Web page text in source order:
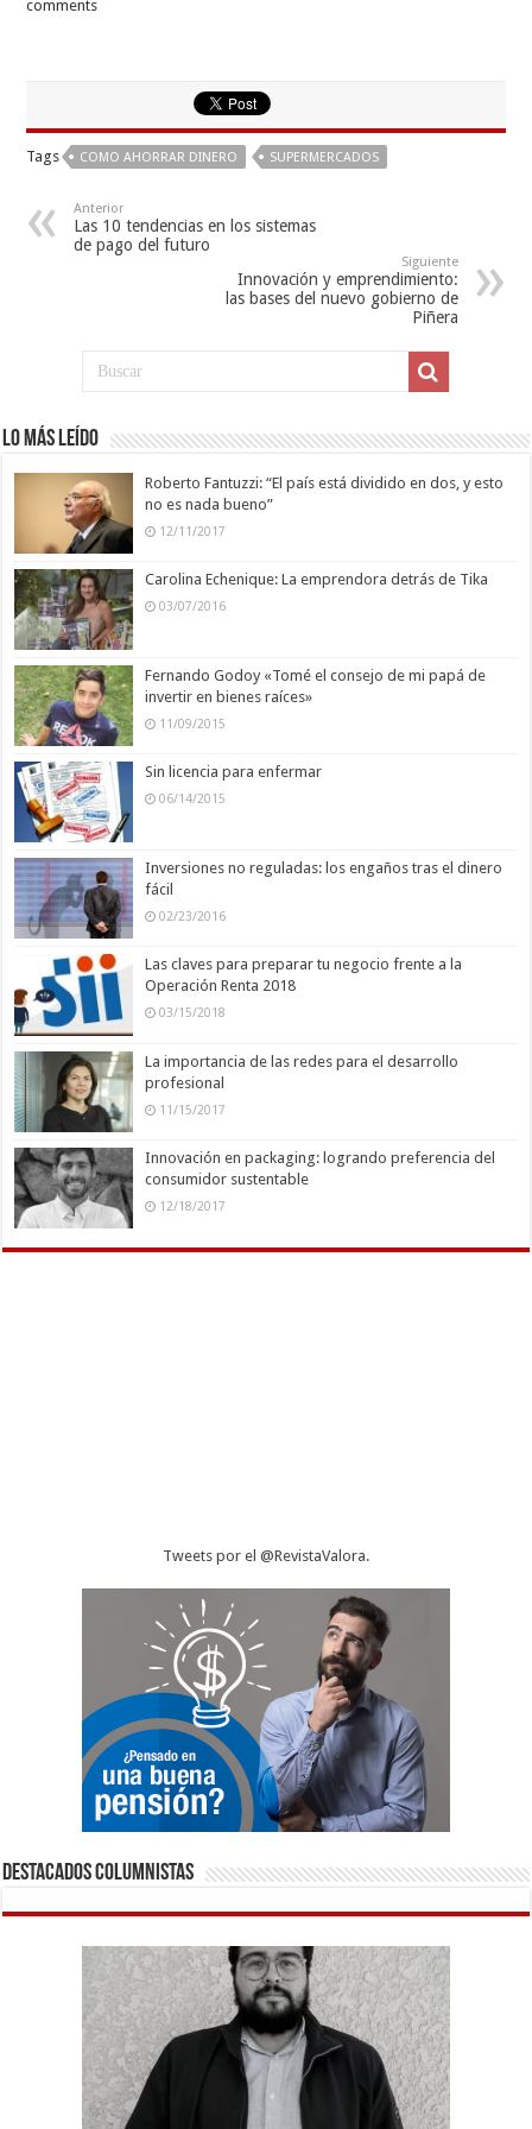
comments
Tags COMO AHORRAR DINERO SUPERMERCADOS
Anterior
Las 10 tendencias en los sistemas
de pago del futuro
Siguiente
Innovación y emprendimiento:
las bases del nuevo gobierno de
Piñera
Lo más leído
Roberto Fantuzzi: “El país está dividido en dos, y esto
no es nada bueno”
12/11/2017
Carolina Echenique: La emprendora detrás de Tika
03/07/2016
Fernando Godoy «Tomé el consejo de mi papá de
invertir en bienes raíces»
11/09/2015
Sin licencia para enfermar
06/14/2015
Inversiones no reguladas: los engaños tras el dinero
fácil
02/23/2016
Las claves para preparar tu negocio frente a la
Operación Renta 2018
03/15/2018
La importancia de las redes para el desarrollo
profesional
11/15/2017
Innovación en packaging: logrando preferencia del
consumidor sustentable
12/18/2017
Tweets por el @RevistaValora.
Destacados Columnistas
Plazo de pago a las Pymes: ¿Necesidad de una